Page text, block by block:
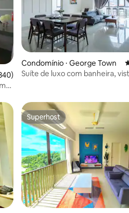
avaliação média de 5, 340
Condomínio ⋅ George Town
Suíte de luxo com banheira,
Superhost
Superhost